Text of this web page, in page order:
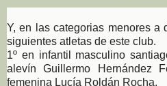
Y, en las categorias menores a
siguientes atletas de este club.
1º en infantil masculino
alevín Guillermo Hernández
femenina Lucía Roldán Rocha.